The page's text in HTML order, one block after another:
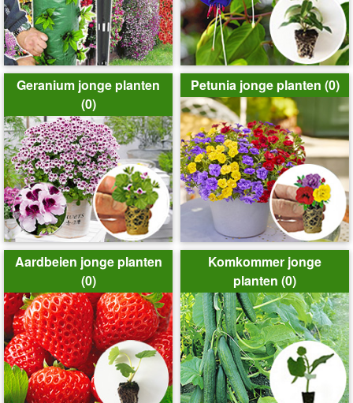
Geranium jonge planten
(0)
Petunia jonge planten (0)
Aardbeien jonge planten
(0)
Komkommer jonge
planten (0)